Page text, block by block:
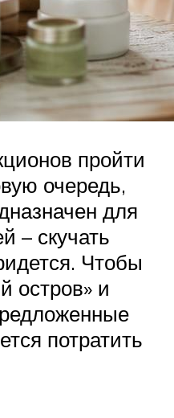
пройти
очередь,
для
– скучать
Чтобы
остров» и
потратить